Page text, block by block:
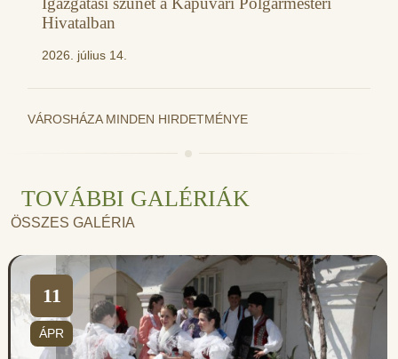
Hivatalban
2026. július 14.
VÁROSHÁZA MINDEN HIRDETMÉNYE
TOVÁBBI GALÉRIÁK
ÖSSZES GALÉRIA
11
ÁPR